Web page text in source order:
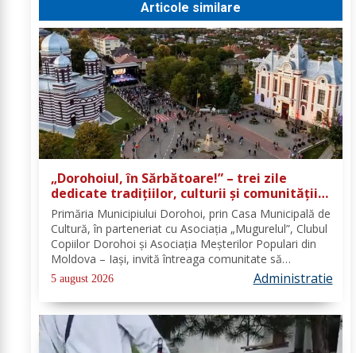
Articole similare
„Dorohoiul, în Sărbătoare!” – trei zile
dedicate tradițiilor, culturii și comunității
Trei tradiții. Un singur eveniment. O
singură sărbătoare!
Primăria Municipiului Dorohoi, prin Casa Municipală de
Cultură, în parteneriat cu Asociația „Mugurelul”, Clubul
Copiilor Dorohoi și Asociația Meșterilor Populari din
Moldova – Iași, invită întreaga comunitate să
participe, în perioada 28–30 august 2026, la
evenimentul „Dorohoiul, în Sărbătoare!”....
5 august 2026 Administratie